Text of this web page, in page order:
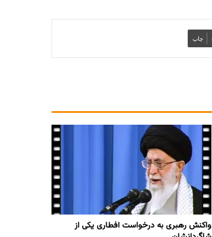
چاپ
واکنش رهبری به درخواست افطاری یکی از